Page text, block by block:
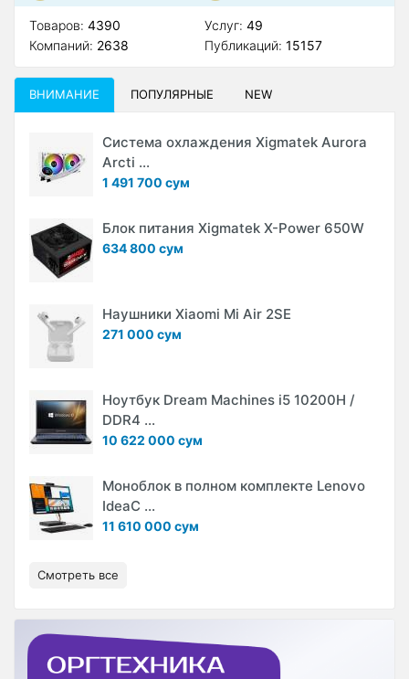
Товаров: 4390
Компаний: 2638
Услуг: 49
Публикаций: 15157
ВНИМАНИЕ ПОПУЛЯРНЫЕ NEW
Система охлаждения Xigmatek Aurora
Arcti ...
1 491 700 сум
Блок питания Xigmatek X-Power 650W
634 800 сум
Наушники Xiaomi Mi Air 2SE
271 000 сум
Ноутбук Dream Machines i5 10200H /
DDR4 ...
10 622 000 сум
Моноблок в полном комплекте Lenovo
IdeaC ...
11 610 000 сум
Смотреть все